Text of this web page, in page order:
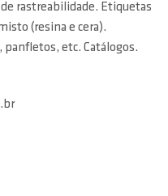
rastreabilidade. Etiquetas
(resina e cera).
etc. Catálogos.